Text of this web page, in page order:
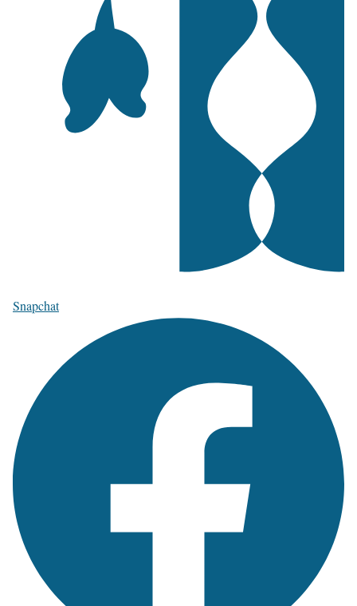
Snapchat